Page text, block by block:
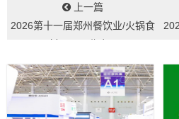
上一篇
2026第十一届郑州餐饮业/火锅食